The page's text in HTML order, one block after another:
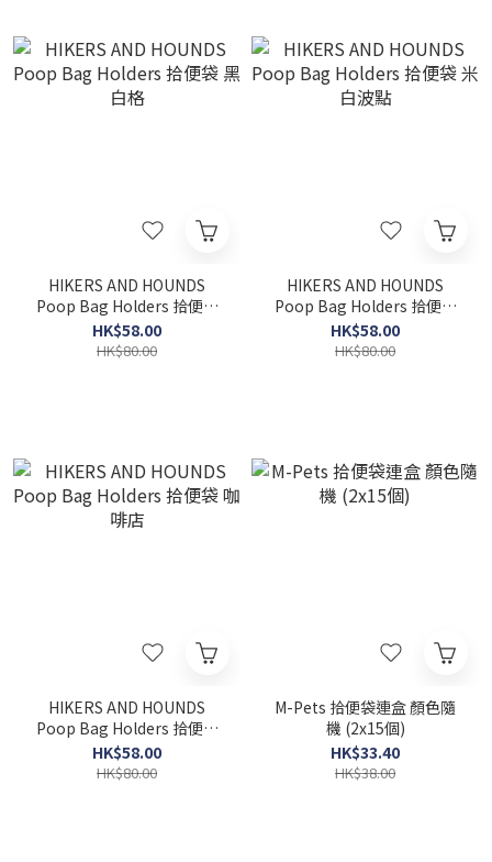
HIKERS AND HOUNDS
Poop Bag Holders 拾便袋
黑白格
HK$58.00
HK$80.00
HIKERS AND HOUNDS
Poop Bag Holders 拾便袋
米白波點
HK$58.00
HK$80.00
HIKERS AND HOUNDS
Poop Bag Holders 拾便袋
咖啡店
HK$58.00
HK$80.00
M-Pets 拾便袋連盒 顏色隨
機 (2x15個)
HK$33.40
HK$38.00